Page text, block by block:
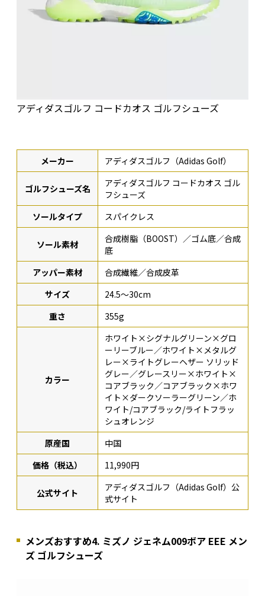
アディダスゴルフ コードカオス ゴルフシューズ
メーカー アディダスゴルフ（Adidas Golf）
ゴルフシューズ名
アディダスゴルフ コードカオス ゴル
フシューズ
ソールタイプ
スパイクレス
ソール素材
合成樹脂（BOOST）／ゴム底／合成
底
アッパー素材
合成繊維／合成皮革
サイズ
24.5〜30cm
重さ
355g
カラー
ホワイト×シグナルグリーン×グロ
ーリーブルー／ホワイト×メタルグ
レー×ライトグレーヘザー ソリッド
グレー／グレースリー×ホワイト×
コアブラック／コアブラック×ホワ
イト×ダークソーラーグリーン／ホ
ワイト/コアブラック/ライトフラッ
シュオレンジ
原産国
中国
価格（税込）
11,990円
公式サイト
アディダスゴルフ（Adidas Golf）公
式サイト
メンズおすすめ4. ミズノ ジェネム009ボア EEE メン
ズ ゴルフシューズ